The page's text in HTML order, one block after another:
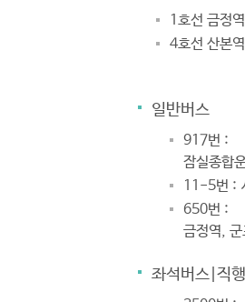
1호선 금정
4호선 산본
일반버스
917번 :
잠실종합
11-5번 :
650번 :
금정역,
좌석버스|직